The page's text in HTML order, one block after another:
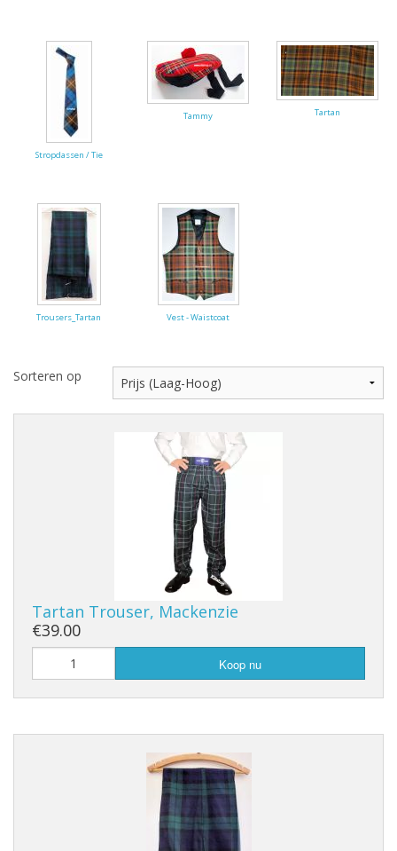
Stropdassen / Tie
Tammy Tartan
Trousers_Tartan Vest - Waistcoat
Sorteren op
Tartan Trouser, Mackenzie
€39.00
Koop nu